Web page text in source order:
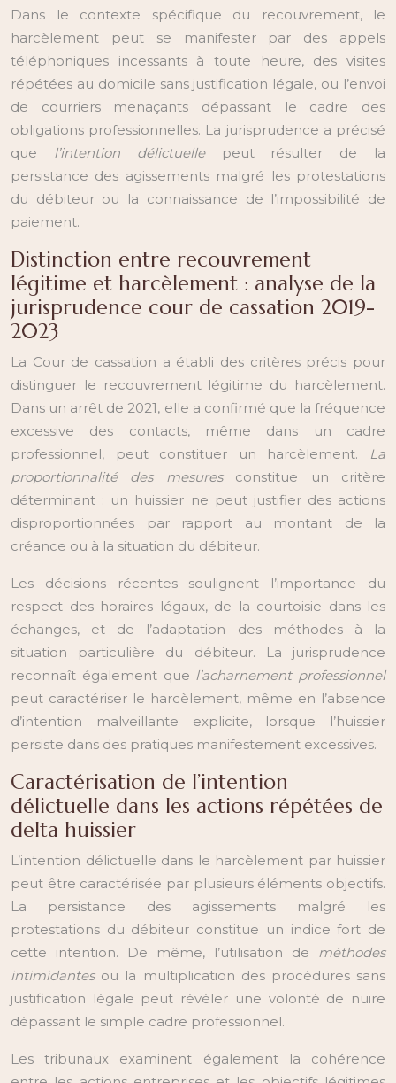
Dans le contexte spécifique du recouvrement, le
harcèlement peut se manifester par des appels
téléphoniques incessants à toute heure, des visites
répétées au domicile sans justification légale, ou l’envoi
de courriers menaçants dépassant le cadre des
obligations professionnelles. La jurisprudence a précisé
que l’intention délictuelle
peut résulter de la
persistance des agissements malgré les protestations
du débiteur ou la connaissance de l’impossibilité de
paiement.
Distinction entre recouvrement
légitime et harcèlement : analyse de la
jurisprudence cour de cassation 2019-
2023
La Cour de cassation a établi des critères précis pour
distinguer le recouvrement légitime du harcèlement.
Dans un arrêt de 2021, elle a confirmé que la fréquence
excessive des contacts, même dans un cadre
professionnel, peut constituer un harcèlement.
La
proportionnalité des mesures constitue un critère
déterminant : un huissier ne peut justifier des actions
disproportionnées par rapport au montant de la
créance ou à la situation du débiteur.
Les décisions récentes soulignent l’importance du
respect des horaires légaux, de la courtoisie dans les
échanges, et de l’adaptation des méthodes à la
situation particulière du débiteur. La jurisprudence
reconnaît également que l’acharnement professionnel
peut caractériser le harcèlement, même en l’absence
d’intention malveillante explicite, lorsque l’huissier
persiste dans des pratiques manifestement excessives.
Caractérisation de l’intention
délictuelle dans les actions répétées de
delta huissier
L’intention délictuelle dans le harcèlement par huissier
peut être caractérisée par plusieurs éléments objectifs.
La persistance des agissements malgré les
protestations du débiteur constitue un indice fort de
cette intention. De même, l’utilisation de méthodes
intimidantes ou la multiplication des procédures sans
justification légale peut révéler une volonté de nuire
dépassant le simple cadre professionnel.
Les tribunaux examinent également la cohérence